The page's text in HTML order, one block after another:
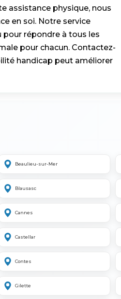
assistance physique, nous
en soi. Notre service
répondre à tous les
pour chacun. Contactez-
handicap peut améliorer
Beaulieu-sur-Mer
Blausasc
Cannes
Castellar
Contes
Gilette